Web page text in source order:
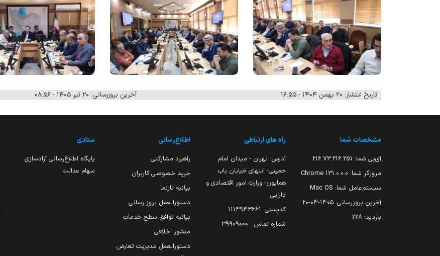
تاریخ انتشار: ۲۰ بهمن ۱۴۰۴ - ۱۶:۵۵ آخرین بروزرسانی: ۲۰ تیر ۱۴۰۵ - ۰۸:۵۶
مشخصات شما
آی‌پی شما: 216.73.216.251
مرورگر شما: 131.0.0.0 Chrome
سیستم‌عامل شما: Mac OS
آخرین بروزرسانی: ۱۴۰۵-۰۴-۲۰
بازدید: 228
راه های ارتباطی
آدرس: تهران - میدان امام
خمینی- انتهای خیابان باب
همایون- وزارت امور اقتصادی و
دارایی
کدپستی: ۱۱۱۴۹۴۳۶۶۱
شماره تماس : 39909000
اطلاع‌رسانی
راهبرد مشارکتی
حریم خصوصی کاربران
بیانیه تارنما
دستورالعمل بروز رسانی
بیانیه توافق سطح خدمات
منشور اخلاقی
دستورالعمل مدیریت تعارض
ستادی
پایگاه اطلاع‌رسانی آزادسازی
سهام عدالت